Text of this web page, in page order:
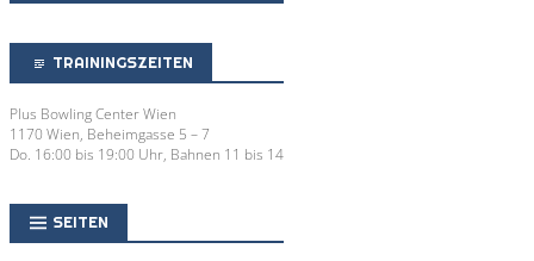
TRAININGSZEITEN
Plus Bowling Center Wien
1170 Wien, Beheimgasse 5 – 7
Do. 16:00 bis 19:00 Uhr, Bahnen 11 bis 14
SEITEN